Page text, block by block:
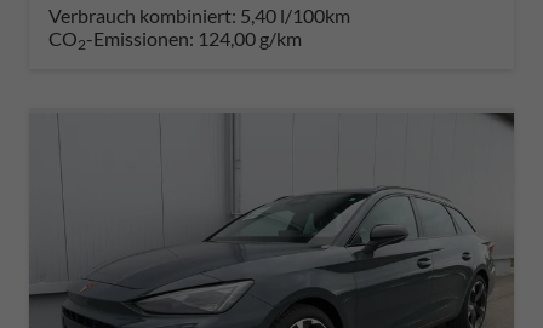
Verbrauch kombiniert: 5,40 l/100km
CO2-Emissionen: 124,00 g/km